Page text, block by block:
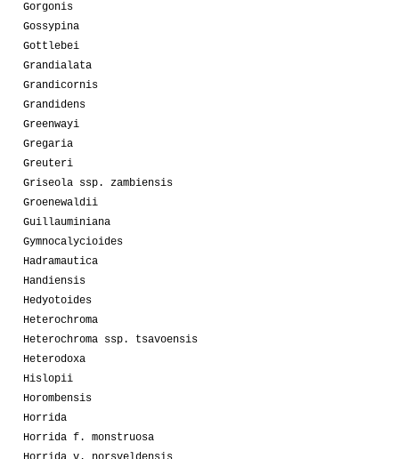
Gorgonis
Gossypina
Gottlebei
Grandialata
Grandicornis
Grandidens
Greenwayi
Gregaria
Greuteri
Griseola ssp. zambiensis
Groenewaldii
Guillauminiana
Gymnocalycioides
Hadramautica
Handiensis
Hedyotoides
Heterochroma
Heterochroma ssp. tsavoensis
Heterodoxa
Hislopii
Horombensis
Horrida
Horrida f. monstruosa